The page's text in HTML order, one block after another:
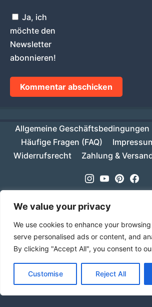
We value your privacy
We use cookies to enhance your
serve personalised ads or content, and
By clicking "Accept All", you consent to
Customise Reject All
Ab einem Warenwert von 70€ ist
innerhalb Deutschlands
Ja, ich
möchte den
Newsletter
abonnieren!
Allgemeine Geschäftsbedingungen
Häufige Fragen (FAQ)
Widerrufsrecht
Zahlung &
Instagram
Youtube